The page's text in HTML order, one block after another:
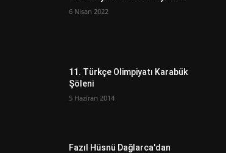
6 Nisan 2022
11. Türkçe Olimpiyatı Karabük
Şöleni
5 Haziran 2014
Fazıl Hüsnü Dağlarca'dan